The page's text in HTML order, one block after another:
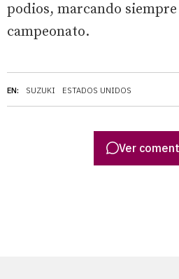
EN: SUZUKI ESTADOS UNIDOS
podios, marcando siempre
campeonato.
Ver